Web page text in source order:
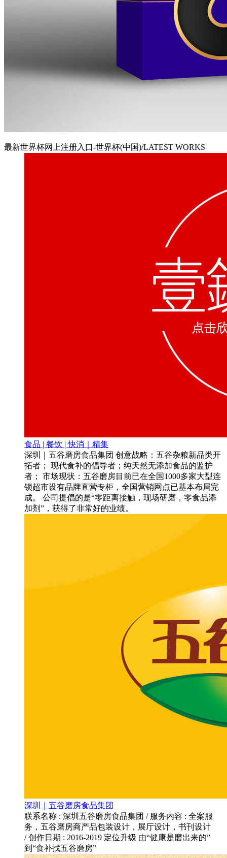
最新世界杯网上注册入口-世界杯(中国)/LATEST WORKS
食品 | 餐饮 | 快消｜精集
深圳｜五谷磨房食品集团 创意战略：五谷杂粮新品类开
拓者； 现代食补的倡导者；纯天然无添加食品的监护
者； 市场现状：五谷磨房目前已在全国1000多家大型连
锁超市设有品牌直营专柜，全国营销网点已基本布局完
成。 公司提倡的是“零距离接触，现场研磨，零食品添
加剂”，获得了非常好的业绩。
深圳｜五谷磨房食品集团
联系名称 : 深圳五谷磨房食品集团 / 服务内容 : 全案服
务，五谷磨房商产品包装设计，展厅设计，书刊设计
/ 创作日期 : 2016-2019 定位升级 由“健康是磨出来的”
到“食补找五谷磨房”